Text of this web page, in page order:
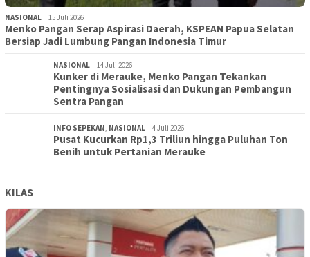
NASIONAL 15 Juli 2026
Menko Pangan Serap Aspirasi Daerah, KSPEAN Papua Selatan
Bersiap Jadi Lumbung Pangan Indonesia Timur
NASIONAL 14 Juli 2026
Kunker di Merauke, Menko Pangan Tekankan
Pentingnya Sosialisasi dan Dukungan Pembangun
Sentra Pangan
INFO SEPEKAN, NASIONAL 4 Juli 2026
Pusat Kucurkan Rp1,3 Triliun hingga Puluhan Ton
Benih untuk Pertanian Merauke
KILAS